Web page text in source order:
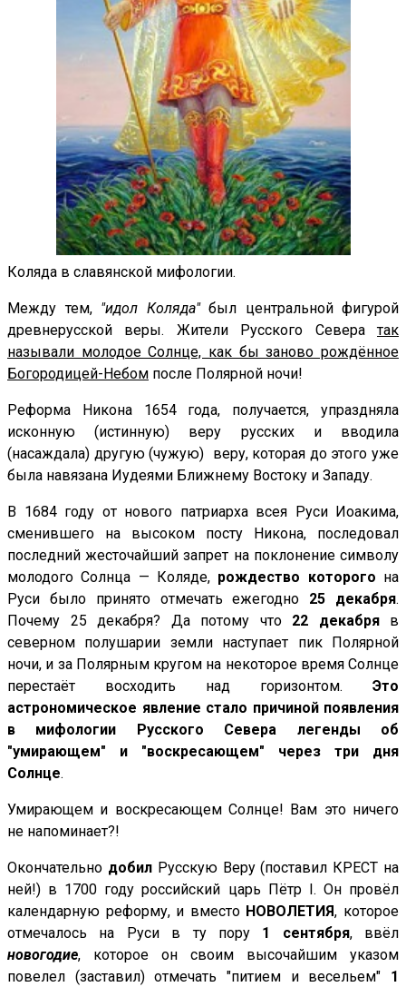
Коляда в славянской мифологии.
Между тем, "идол Коляда"был центральной фигурой
древнерусской веры. Жители Русского Севератак
называли молодое Солнце, как бы заново рождённое
Богородицей-Небом после Полярной ночи!
Реформа Никона 1654 года, получается, упраздняла
исконную (истинную) веру русских и вводила
(насаждала) другую (чужую) веру, которая до этого уже
была навязана Иудеями Ближнему Востоку и Западу.
В 1684 году от нового патриарха всея Руси Иоакима,
сменившего на высоком посту Никона, последовал
последний жесточайший запрет на поклонение символу
молодого Солнца — Коляде, рождество которого на
Руси было принято отмечать ежегодно 25 декабря.
Почему 25 декабря? Да потому что 22 декабряв
северном полушарии земли наступает пик Полярной
ночи, и за Полярным кругом на некоторое время Солнце
перестаёт восходить над горизонтом. Это
астрономическое явление стало причиной появления
в мифологии Русского Севера легенды об
"умирающем" и "воскресающем" через три дня
Солнце.
Умирающем и воскресающем Солнце! Вам это ничего
не напоминает?!
Окончательно добилРусскую Веру (поставил КРЕСТ на
ней!) в 1700 году российский царь Пётр I. Он провёл
календарную реформу, и вместо НОВОЛЕТИЯ, которое
отмечалось на Руси в ту пору 1 сентября, ввёл
новогодие, которое он своим высочайшим указом
повелел (заставил) отмечать "питием и весельем" 1